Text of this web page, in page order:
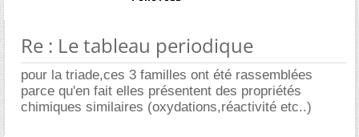
Re : Le tableau periodique
pour la triade,ces 3 familles ont été rassemblées
parce qu'en fait elles présentent des propriétés
chimiques similaires (oxydations,réactivité etc..)